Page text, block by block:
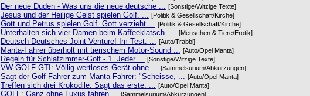
Der neue Duden - Was uns die neue deutsche ... [Sonstige/Witzige Texte]
Jesus und der Heilige Geist spielen Golf. ... [Politik & Gesellschaft/Kirche]
Gott und Petrus spielen Golf. Gott verzieht ... [Politik & Gesellschaft/Kirche]
Unterhalten sich vier Damen beim Kaffeeklatsch. ... [Menschen & Tiere/Erotik]
Deutsch-Deutsches Joint Venture! Im Test: ... [Auto/Trabbi]
Manta-Fahrer überholt mit tierischem Motor-Sound ... [Auto/Opel Manta]
Regeln für Schlafzimmer-Golf - 1. Jeder ... [Sonstige/Witzige Texte]
VW-GOLF GTI: Völlig wertloses Gerät ohne ... [Sammelsurium/Abkürzungen]
Sagt der Golf-Fahrer zum Manta-Fahrer: "Scheisse, ... [Auto/Opel Manta]
Treffen sich drei Krokodile. Sagt das erste: ... [Auto/Opel Manta]
GOLF: Ganz ohne Luxus fahren ... [Sammelsurium/Abkürzungen]